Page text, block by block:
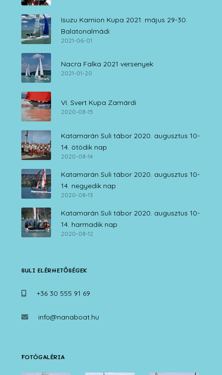
Isuzu Kamion Kupa 2021. május 29-30.
Balatonalmádi
2021-06-01
Nacra Falka 2021 versenyek
2021-01-20
VI. Svert Kupa Zamárdi
2020-08-15
Katamarán Suli tábor 2020. augusztus 10-
14. ötödik nap
2020-08-14
Katamarán Suli tábor 2020. augusztus 10-
14. negyedik nap
2020-08-13
Katamarán Suli tábor 2020. augusztus 10-
14. harmadik nap
2020-08-12
SULI ELÉRHETŐSÉGEK
+36 30 555 91 69
info@nanaboat.hu
FOTÓGALÉRIA